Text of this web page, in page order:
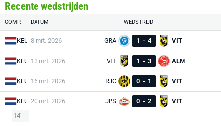
Recente wedstrijden
COMP. DATUM WEDSTRIJD
KEU 8 mrt. 2026 GRA 1 - 4 VIT
KEU 13 mrt. 2026 VIT 1 - 3 ALM
KEU 16 mrt. 2026 RJC 0 - 1 VIT
KEU 20 mrt. 2026 JPS 0 - 2
VIT
14'